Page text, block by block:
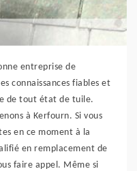
entreprise de
connaissances fiables et
de tout état de tuile.
à Kerfourn. Si vous
en ce moment à la
en remplacement de
faire appel. Même si